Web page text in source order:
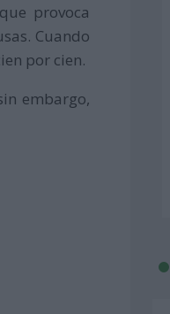
provoca
Cuando
por cien.
embargo,